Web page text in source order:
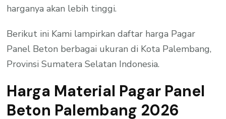
harganya akan lebih tinggi.
Berikut ini Kami lampirkan daftar harga Pagar
Panel Beton berbagai ukuran di Kota Palembang,
Provinsi Sumatera Selatan Indonesia.
Harga Material Pagar Panel
Beton Palembang 2026